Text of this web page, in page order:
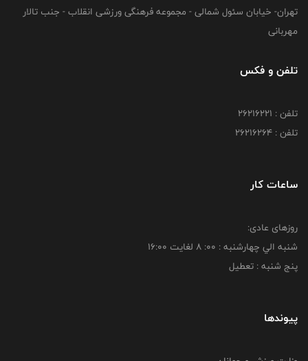
تهران- خیابان سئول شمالی - مجموعه فرهنگی ورزشی انقلاب - جنب تالار
مهربانی
تلفن و فکس
تلفن : 26216221
تلفن : 26216264
ساعات کار
روزهای عادی:
شنبه الي چهارشنبه : 00: 8 لغايت 16:00
پنج شنبه : تعطیل
پیوندها